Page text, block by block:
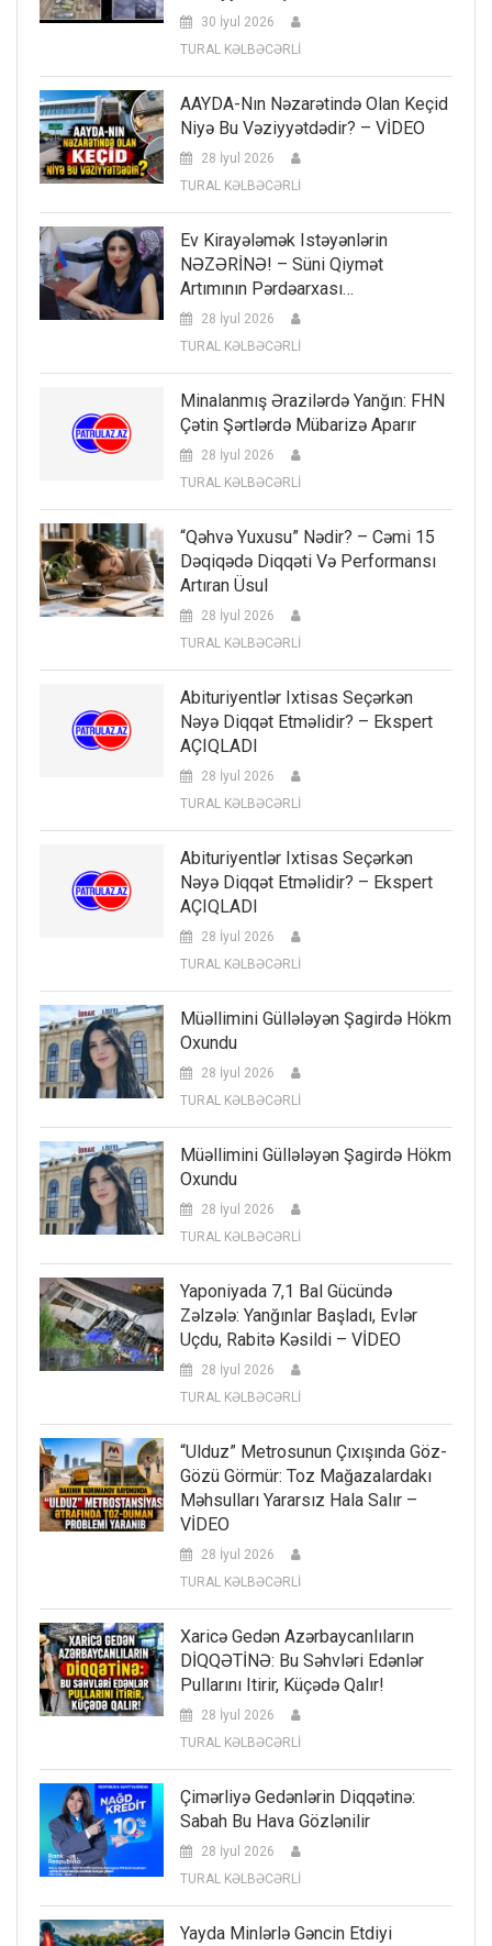
30 İyul 2026
TURAL KƏLBƏCƏRLİ
AAYDA-Nın Nəzarətində Olan Keçid
Niyə Bu Vəziyyətdədir? – VİDEO
28 İyul 2026
TURAL KƏLBƏCƏRLİ
Ev Kirayələmək Istəyənlərin
NƏZƏRİNƏ! – Süni Qiymət
Artımının Pərdəarxası…
28 İyul 2026
TURAL KƏLBƏCƏRLİ
Minalanmış Ərazilərdə Yanğın: FHN
Çətin Şərtlərdə Mübarizə Aparır
28 İyul 2026
TURAL KƏLBƏCƏRLİ
“Qəhvə Yuxusu” Nədir? – Cəmi 15
Dəqiqədə Diqqəti Və Performansı
Artıran Üsul
28 İyul 2026
TURAL KƏLBƏCƏRLİ
Abituriyentlər Ixtisas Seçərkən
Nəyə Diqqət Etməlidir? – Ekspert
AÇIQLADI
28 İyul 2026
TURAL KƏLBƏCƏRLİ
Abituriyentlər Ixtisas Seçərkən
Nəyə Diqqət Etməlidir? – Ekspert
AÇIQLADI
28 İyul 2026
TURAL KƏLBƏCƏRLİ
Müəllimini Güllələyən Şagirdə Hökm
Oxundu
28 İyul 2026
TURAL KƏLBƏCƏRLİ
Müəllimini Güllələyən Şagirdə Hökm
Oxundu
28 İyul 2026
TURAL KƏLBƏCƏRLİ
Yaponiyada 7,1 Bal Gücündə
Zəlzələ: Yanğınlar Başladı, Evlər
Uçdu, Rabitə Kəsildi – VİDEO
28 İyul 2026
TURAL KƏLBƏCƏRLİ
“Ulduz” Metrosunun Çıxışında Göz-
Gözü Görmür: Toz Mağazalardakı
Məhsulları Yararsız Hala Salır –
VİDEO
28 İyul 2026
TURAL KƏLBƏCƏRLİ
Xaricə Gedən Azərbaycanlıların
DİQQƏTİNƏ: Bu Səhvləri Edənlər
Pullarını Itirir, Küçədə Qalır!
28 İyul 2026
TURAL KƏLBƏCƏRLİ
Çimərliyə Gedənlərin Diqqətinə:
Sabah Bu Hava Gözlənilir
28 İyul 2026
TURAL KƏLBƏCƏRLİ
Yayda Minlərlə Gəncin Etdiyi